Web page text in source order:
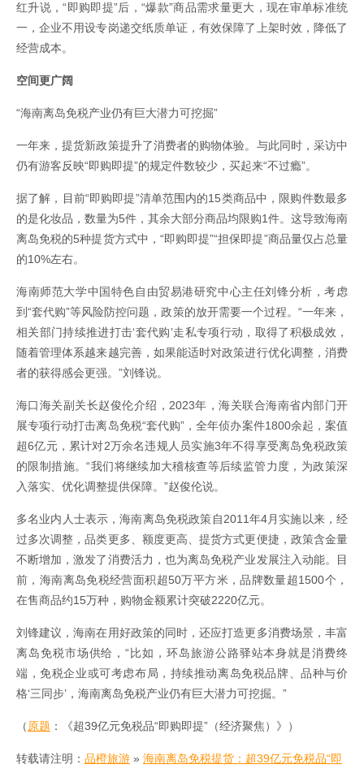
红升说，“即购即提”后，“爆款”商品需求量更大，现在审单标准统
一，企业不用设专岗递交纸质单证，有效保障了上架时效，降低了
经营成本。
空间更广阔
“海南离岛免税产业仍有巨大潜力可挖掘”
一年来，提货新政策提升了消费者的购物体验。与此同时，采访中
仍有游客反映“即购即提”的规定件数较少，买起来“不过瘾”。
据了解，目前“即购即提”清单范围内的15类商品中，限购件数最多
的是化妆品，数量为5件，其余大部分商品均限购1件。这导致海南
离岛免税的5种提货方式中，“即购即提”“担保即提”商品量仅占总量
的10%左右。
海南师范大学中国特色自由贸易港研究中心主任刘锋分析，考虑
到“套代购”等风险防控问题，政策的放开需要一个过程。“一年来，
相关部门持续推进打击‘套代购’走私专项行动，取得了积极成效，
随着管理体系越来越完善，如果能适时对政策进行优化调整，消费
者的获得感会更强。”刘锋说。
海口海关副关长赵俊伦介绍，2023年，海关联合海南省内部门开
展专项行动打击离岛免税“套代购”，全年侦办案件1800余起，案值
超6亿元，累计对2万余名违规人员实施3年不得享受离岛免税政策
的限制措施。“我们将继续加大稽核查等后续监管力度，为政策深
入落实、优化调整提供保障。”赵俊伦说。
多名业内人士表示，海南离岛免税政策自2011年4月实施以来，经
过多次调整，品类更多、额度更高、提货方式更便捷，政策含金量
不断增加，激发了消费活力，也为离岛免税产业发展注入动能。目
前，海南离岛免税经营面积超50万平方米，品牌数量超1500个，
在售商品约15万种，购物金额累计突破2220亿元。
刘锋建议，海南在用好政策的同时，还应打造更多消费场景，丰富
离岛免税市场供给，“比如，环岛旅游公路驿站本身就是消费终
端，免税企业或可考虑布局，持续推动离岛免税品牌、品种与价
格‘三同步’，海南离岛免税产业仍有巨大潜力可挖掘。”
（原题 ：《超39亿元免税品“即购即提”（经济聚焦）》）
转载请注明： 品橙旅游 » 海南离岛免税提货：超39亿元免税品“即